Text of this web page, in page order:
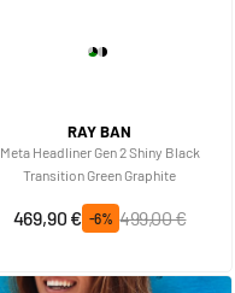
RAY BAN
Meta Headliner Gen 2 Shiny Black
Transition Green Graphite
Sonderpreis
469,90 € -6%
Regulärer Preis
499,00 €